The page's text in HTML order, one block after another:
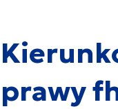
prawy